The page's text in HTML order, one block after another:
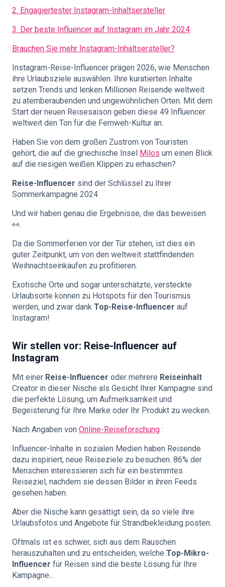
2. Engagiertester Instagram-Inhaltsersteller
3. Der beste Influencer auf Instagram im Jahr 2024
Brauchen Sie mehr Instagram-Inhaltsersteller?
Instagram-Reise-Influencer prägen 2026, wie Menschen
ihre Urlaubsziele auswählen. Ihre kuratierten Inhalte
setzen Trends und lenken Millionen Reisende weltweit
zu atemberaubenden und ungewöhnlichen Orten. Mit dem
Start der neuen Reisesaison geben diese 49 Influencer
weltweit den Ton für die Fernweh-Kultur an.
Haben Sie von dem großen Zustrom von Touristen
gehört, die auf die griechische Insel Milos um einen Blick
auf die riesigen weißen Klippen zu erhaschen?
Reise-Influencer sind der Schlüssel zu Ihrer
Sommerkampagne 2024
Und wir haben genau die Ergebnisse, die das beweisen
👀.
Da die Sommerferien vor der Tür stehen, ist dies ein
guter Zeitpunkt, um von den weltweit stattfindenden
Weihnachtseinkäufen zu profitieren.
Exotische Orte und sogar unterschätzte, versteckte
Urlaubsorte können zu Hotspots für den Tourismus
werden, und zwar dank Top-Reise-Influencer auf
Instagram!
Wir stellen vor: Reise-Influencer auf
Instagram
Mit einer Reise-Influencer oder mehrere Reiseinhalt
Creator in dieser Nische als Gesicht Ihrer Kampagne sind
die perfekte Lösung, um Aufmerksamkeit und
Begeisterung für Ihre Marke oder Ihr Produkt zu wecken.
Nach Angaben von Online-Reiseforschung :
Influencer-Inhalte in sozialen Medien haben Reisende
dazu inspiriert, neue Reiseziele zu besuchen. 86% der
Menschen interessieren sich für ein bestimmtes
Reiseziel, nachdem sie dessen Bilder in ihren Feeds
gesehen haben.
Aber die Nische kann gesättigt sein, da so viele ihre
Urlaubsfotos und Angebote für Strandbekleidung posten.
Oftmals ist es schwer, sich aus dem Rauschen
herauszuhalten und zu entscheiden, welche Top-Mikro-
Influencer für Reisen sind die beste Lösung für Ihre
Kampagne...